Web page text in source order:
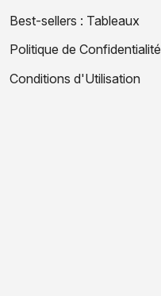
Best-sellers : Tableaux
Politique de Confidentialité
Conditions d'Utilisation